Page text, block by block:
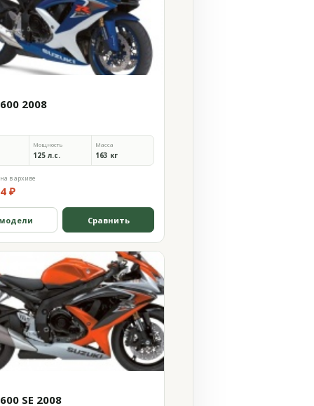
2008
Мощность
125 л.с.
Масса
163 кг
в архиве
₽
Сравнить
SE 2008